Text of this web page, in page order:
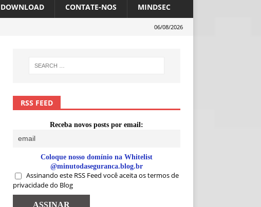
DOWNLOAD CONTATE-NOS MINDSEC
06/08/2026
RSS FEED
Receba novos posts por email:
Coloque nosso domínio na Whitelist
@minutodaseguranca.blog.br
Assinando este RSS Feed você aceita os termos de
privacidade do Blog